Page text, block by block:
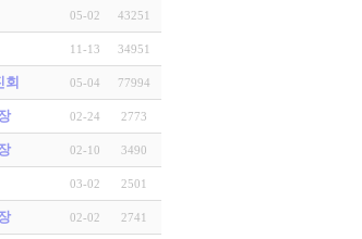
05-02 43251
11-13 34951
회 05-04 77994
02-24 2773
02-10 3490
03-02 2501
02-02 2741